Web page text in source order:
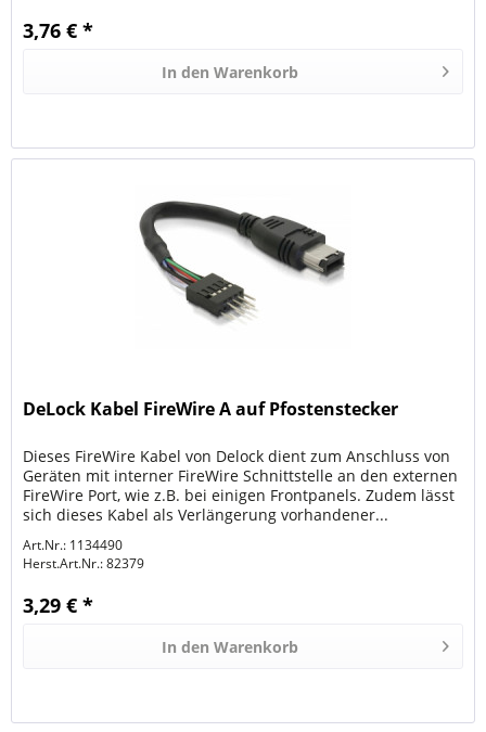
3,76 € *
In den Warenkorb
DeLock Kabel FireWire A auf Pfostenstecker
Dieses FireWire Kabel von Delock dient zum Anschluss von
Geräten mit interner FireWire Schnittstelle an den externen
FireWire Port, wie z.B. bei einigen Frontpanels. Zudem lässt
sich dieses Kabel als Verlängerung vorhandener...
Art.Nr.: 1134490
Herst.Art.Nr.:82379
3,29 € *
In den Warenkorb